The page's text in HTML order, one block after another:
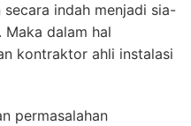
indah menjadi sia-
dalam hal
kontraktor ahli instalasi
permasalahan